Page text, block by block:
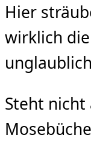
Hier
wirklich
Steht nicht